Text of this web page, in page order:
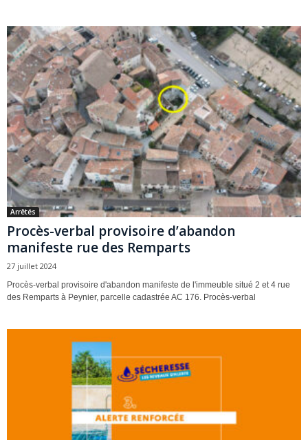
Arrêtés
Procès-verbal provisoire d’abandon
manifeste rue des Remparts
27 juillet 2024
Procès-verbal provisoire d'abandon manifeste de l'immeuble situé 2 et 4 rue
des Remparts à Peynier, parcelle cadastrée AC 176. Procès-verbal